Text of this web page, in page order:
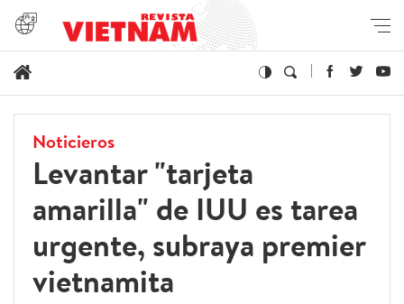
Noticieros
Levantar "tarjeta
amarilla" de IUU es tarea
urgente, subraya premier
vietnamita